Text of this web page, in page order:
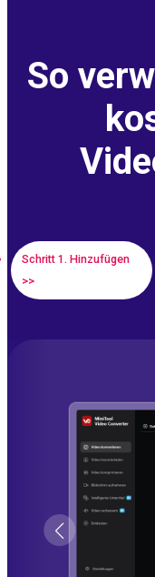
So
Schritt 1. Hinzufügen
>>